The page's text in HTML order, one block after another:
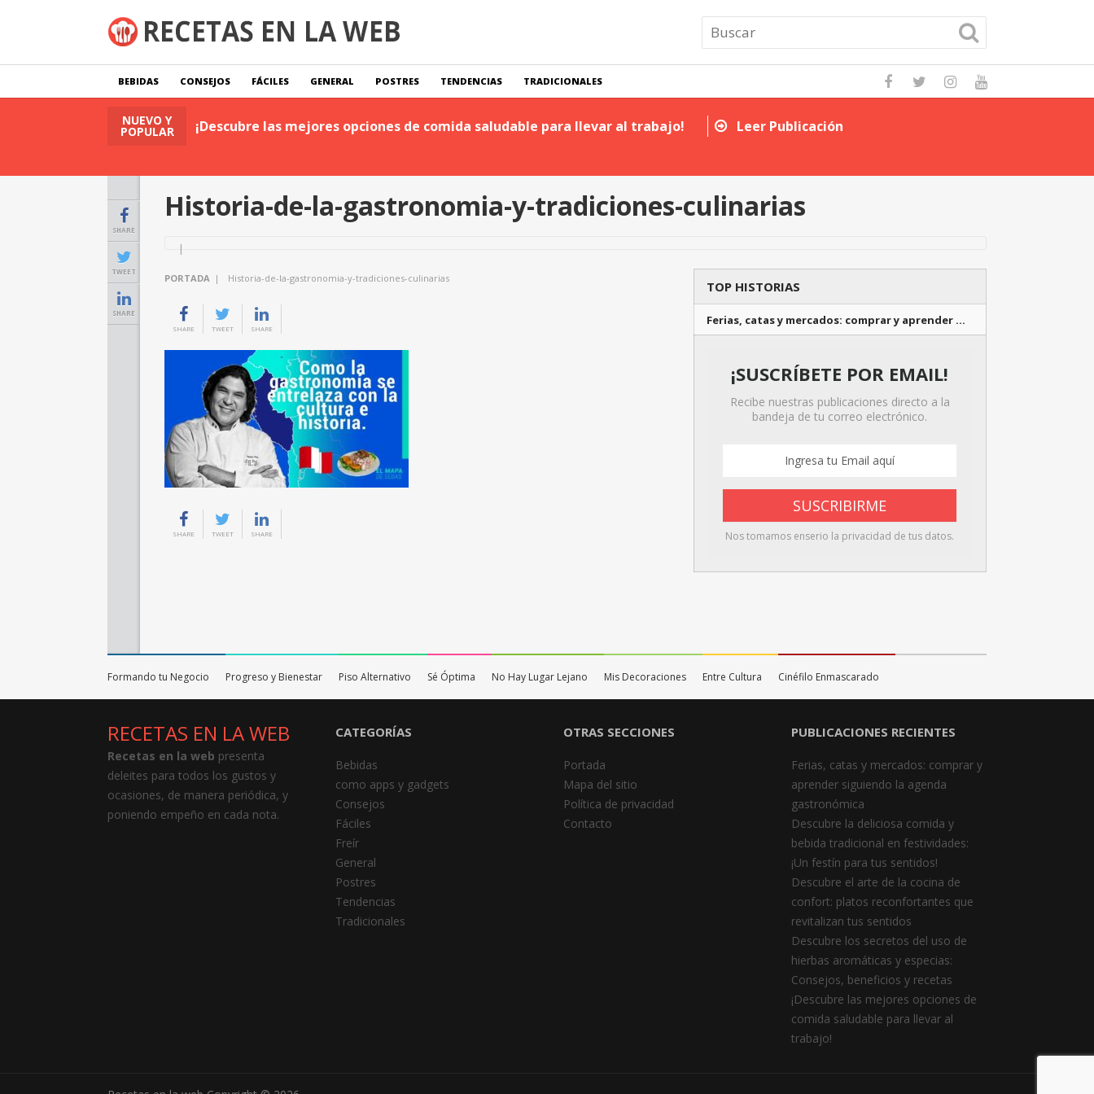
BEBIDAS CONSEJOS FÁCILES GENERAL POSTRES TENDENCIAS TRADICIONALES
NUEVO Y
POPULAR
Leer Publicación ¡Descubre las mejores opciones de comida saludable para llevar al trabajo! Leer Publicación
SHARE
TWEET
SHARE
Historia-de-la-gastronomia-y-tradiciones-culinarias
PORTADA | Historia-de-la-gastronomia-y-tradiciones-culinarias
SHARE TWEET SHARE
SHARE TWEET SHARE
TOP HISTORIAS
Ferias, catas y mercados: comprar y aprender …
¡SUSCRÍBETE POR EMAIL!
Recibe nuestras publicaciones directo a la
bandeja de tu correo electrónico.
Nos tomamos enserio la privacidad de tus datos.
Formando tu Negocio Progreso y Bienestar Piso Alternativo Sé Óptima No Hay Lugar Lejano Mis Decoraciones Entre Cultura Cinéfilo Enmascarado
RECETAS EN LA WEB
Recetas en la web presenta
deleites para todos los gustos y
ocasiones, de manera periódica, y
poniendo empeño en cada nota.
CATEGORÍAS
Bebidas
como apps y gadgets
Consejos
Fáciles
Freír
General
Postres
Tendencias
Tradicionales
OTRAS SECCIONES
Portada
Mapa del sitio
Política de privacidad
Contacto
PUBLICACIONES RECIENTES
Ferias, catas y mercados: comprar y
aprender siguiendo la agenda
gastronómica
Descubre la deliciosa comida y
bebida tradicional en festividades:
¡Un festín para tus sentidos!
Descubre el arte de la cocina de
confort: platos reconfortantes que
revitalizan tus sentidos
Descubre los secretos del uso de
hierbas aromáticas y especias:
Consejos, beneficios y recetas
¡Descubre las mejores opciones de
comida saludable para llevar al
trabajo!